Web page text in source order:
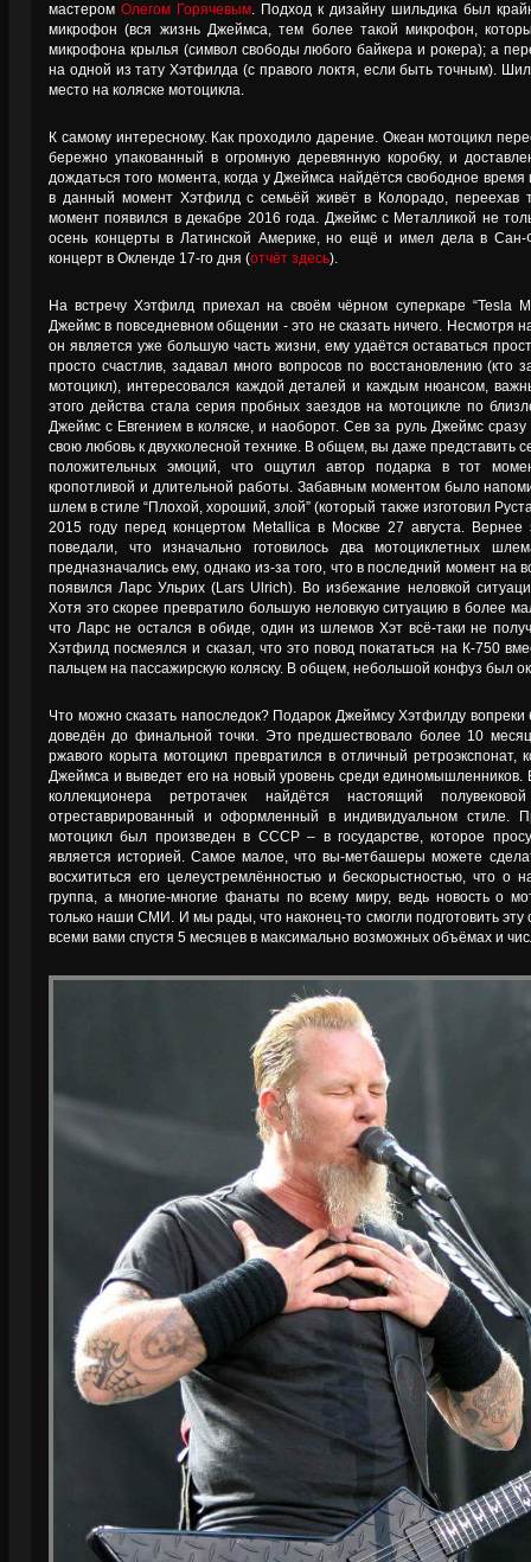
мастером Олегом Горячевым. Подход к дизайну шильдика был
микрофон (вся жизнь Джеймса, тем более такой микрофон,
микрофона крылья (символ свободы любого байкера и рокера); а
на одной из тату Хэтфилда (с правого локтя, если быть точным).
место на коляске мотоцикла.
К самому интересному. Как проходило дарение. Океан мотоцикл
бережно упакованный в огромную деревянную коробку, и
дождаться того момента, когда у Джеймса найдётся свободное
в данный момент Хэтфилд с семьёй живёт в Колорадо, переехав
момент появился в декабре 2016 года. Джеймс с Металликой не
осень концерты в Латинской Америке, но ещё и имел дела в Сан-
концерт в Окленде 17-го дня (отчёт здесь).
На встречу Хэтфилд приехал на своём чёрном суперкаре “Tesla
Джеймс в повседневном общении - это не сказать ничего. Несмотря
он является уже большую часть жизни, ему удаётся оставаться
просто счастлив, задавал много вопросов по восстановлению (кто
мотоцикл), интересовался каждой деталей и каждым нюансом,
этого действа стала серия пробных заездов на мотоцикле по
Джеймс с Евгением в коляске, и наоборот. Сев за руль Джеймс
свою любовь к двухколесной технике. В общем, вы даже представить
положительных эмоций, что ощутил автор подарка в тот
кропотливой и длительной работы. Забавным моментом было
шлем в стиле “Плохой, хороший, злой” (который также изготовил
2015 году перед концертом Metallica в Москве 27 августа.
поведали, что изначально готовилось два мотоциклетных
предназначались ему, однако из-за того, что в последний момент на
появился Ларс Ульрих (Lars Ulrich). Во избежание неловкой
Хотя это скорее превратило большую неловкую ситуацию в более
что Ларс не остался в обиде, один из шлемов Хэт всё-таки не
Хэтфилд посмеялся и сказал, что это повод покататься на К-750
пальцем на пассажирскую коляску. В общем, небольшой конфуз был
Что можно сказать напоследок? Подарок Джеймсу Хэтфилду
доведён до финальной точки. Это предшествовало более 10
ржавого корыта мотоцикл превратился в отличный ретроэкспонат,
Джеймса и выведет его на новый уровень среди единомышленников.
коллекционера ретротачек найдётся настоящий
отреставрированный и оформленный в индивидуальном стиле.
мотоцикл был произведен в СССР – в государстве, которое
является историей. Самое малое, что вы-метбашеры можете
восхититься его целеустремлённостью и бескорыстностью, что о
группа, а многие-многие фанаты по всему миру, ведь новость о
только наши СМИ. И мы рады, что наконец-то смогли подготовить
всеми вами спустя 5 месяцев в максимально возможных объёмах и